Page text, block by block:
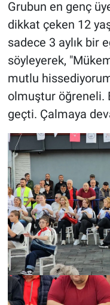
Grubun en genç
dikkat çeken 12
sadece 3 aylık bir
söyleyerek,
mutlu
olmuştur öğreneli.
geçti. Çalmaya